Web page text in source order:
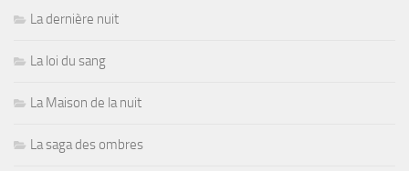
La dernière nuit
La loi du sang
La Maison de la nuit
La saga des ombres